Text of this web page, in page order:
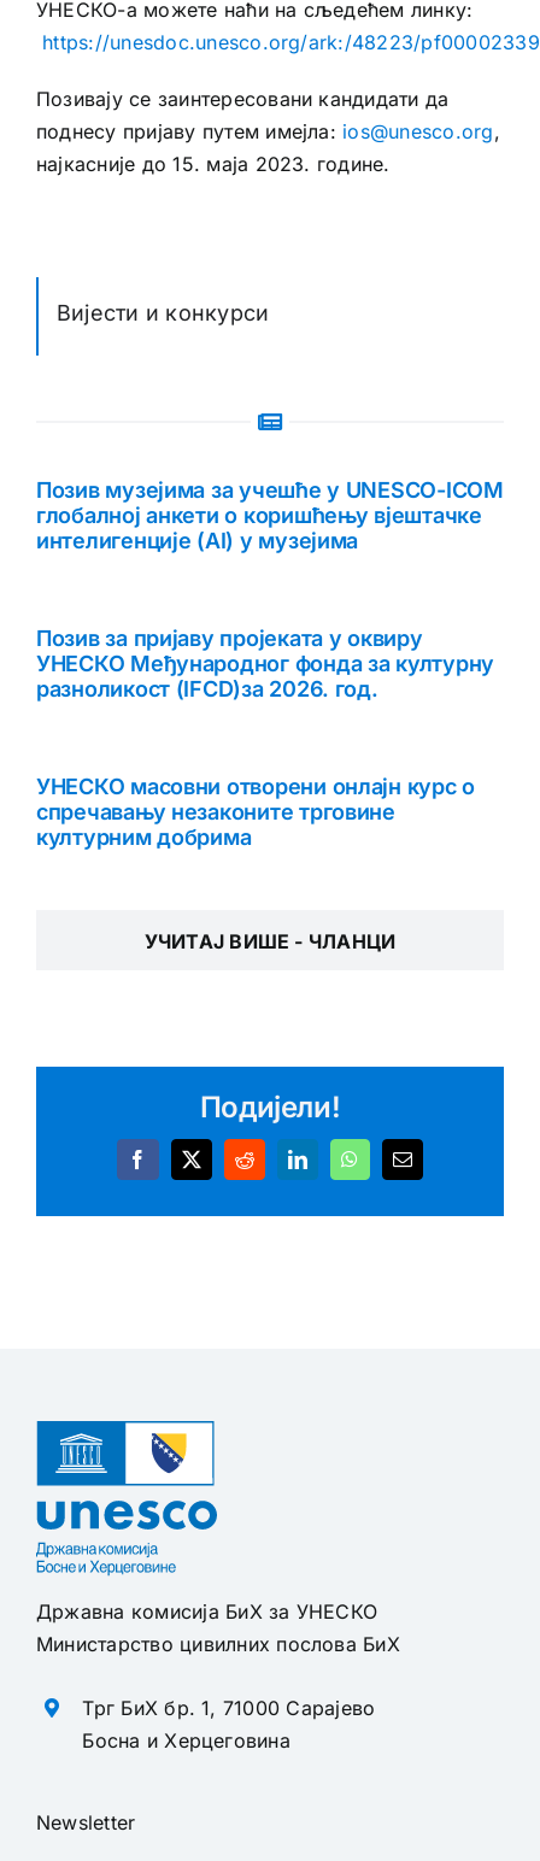
УНЕСКО-а можете наћи на сљедећем линку:
https://unesdoc.unesco.org/ark:/48223/
Позивају се заинтересовани кандидати да
поднесу пријаву путем имејла: ios@unesco.org,
најкасније до 15. маја 2023. године.
Вијести и конкурси
Позив музејима за учешће у UNESCO-ICOM
глобалној анкети о коришћењу вјештачке
интелигенције (AI) у музејима
Позив за пријаву пројеката у оквиру
УНЕСКО Међународног фонда за културну
разноликост (IFCD)за 2026. год.
УНЕСКО масовни отворени онлајн курс о
спречавању незаконите трговине
културним добрима
УЧИТАЈ ВИШЕ - ЧЛАНЦИ
Подијели!
Facebook
X RedditLinkedInWhatsApp
Email
Државна комисија БиХ за УНЕСКО
Министарство цивилних послова БиХ
Трг БиХ бр. 1, 71000 Сарајево
Босна и Херцеговина
Newsletter